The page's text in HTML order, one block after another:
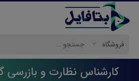
کارشناس نظارت و بازرسی